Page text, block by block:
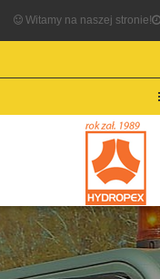
Witamy na naszej stronie!